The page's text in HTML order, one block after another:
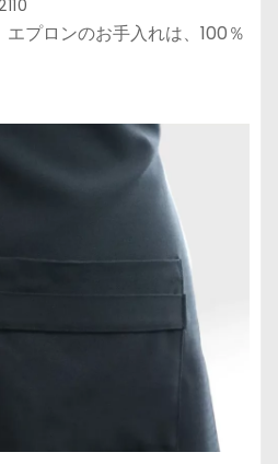
プロンのお手入れは、100％